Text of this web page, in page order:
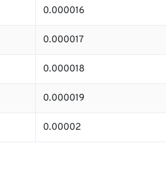
0.000016
0.000017
0.000018
0.000019
0.00002